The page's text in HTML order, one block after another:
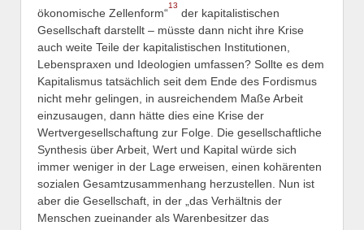
ökonomische Zellenform“
13
der kapitalistischen
Gesellschaft darstellt – müsste dann nicht ihre Krise
auch weite Teile der kapitalistischen Institutionen,
Lebenspraxen und Ideologien umfassen? Sollte es dem
Kapitalismus tatsächlich seit dem Ende des Fordismus
nicht mehr gelingen, in ausreichendem Maße Arbeit
einzusaugen, dann hätte dies eine Krise der
Wertvergesellschaftung zur Folge. Die gesellschaftliche
Synthesis über Arbeit, Wert und Kapital würde sich
immer weniger in der Lage erweisen, einen kohärenten
sozialen Gesamtzusammenhang herzustellen. Nun ist
aber die Gesellschaft, in der „das Verhältnis der
Menschen zueinander als Warenbesitzer das